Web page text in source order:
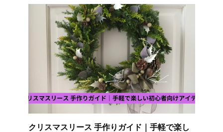
クリスマスリース 手作りガイド｜手軽で楽し